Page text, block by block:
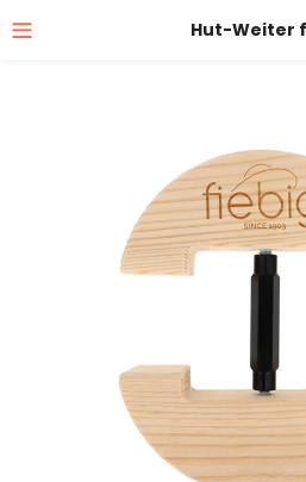
Hut-Weiter